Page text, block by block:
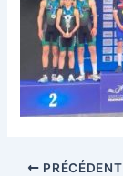
PRÉCÉDENT